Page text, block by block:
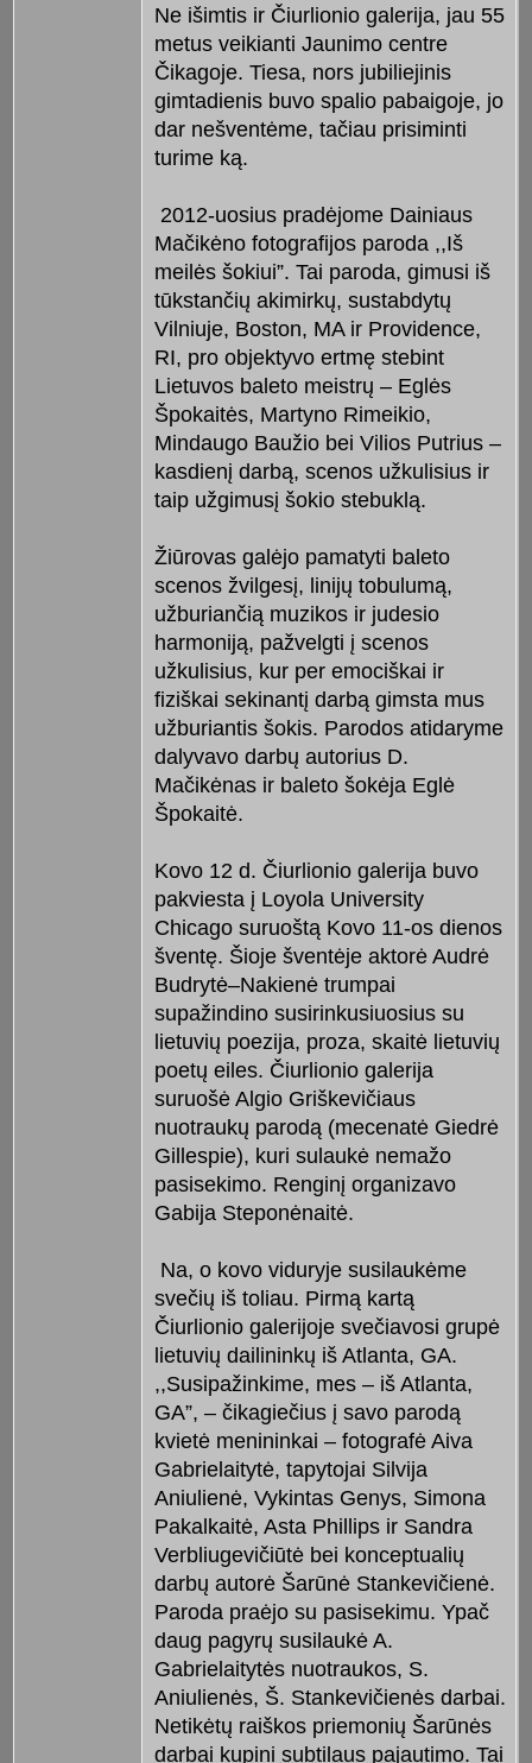
Ne išimtis ir Čiurlionio galerija, jau 55
metus veikianti Jaunimo centre
Čikagoje. Tiesa, nors jubiliejinis
gimtadienis buvo spalio pabaigoje, jo
dar nešventėme, tačiau prisiminti
turime ką.
2012-uosius pradėjome Dainiaus
Mačikėno fotografijos paroda ,,Iš
meilės šokiui”. Tai paroda, gimusi iš
tūkstančių akimirkų, sustabdytų
Vilniuje, Boston, MA ir Providence,
RI, pro objektyvo ertmę stebint
Lietuvos baleto meistrų – Eglės
Špokaitės, Martyno Rimeikio,
Mindaugo Baužio bei Vilios Putrius –
kasdienį darbą, scenos užkulisius ir
taip užgimusį šokio stebuklą.
Žiūrovas galėjo pamatyti baleto
scenos žvilgesį, linijų tobulumą,
užburiančią muzikos ir judesio
harmoniją, pažvelgti į scenos
užkulisius, kur per emociškai ir
fiziškai sekinantį darbą gimsta mus
užburiantis šokis. Parodos atidaryme
dalyvavo darbų autorius D.
Mačikėnas ir baleto šokėja Eglė
Špokaitė.
Kovo 12 d. Čiurlionio galerija buvo
pakviesta į Loyola University
Chicago suruoštą Kovo 11-os dienos
šventę. Šioje šventėje aktorė Audrė
Budrytė–Nakienė trumpai
supažindino susirinkusiuosius su
lietuvių poezija, proza, skaitė lietuvių
poetų eiles. Čiurlionio galerija
suruošė Algio Griškevičiaus
nuotraukų parodą (mecenatė Giedrė
Gillespie), kuri sulaukė nemažo
pasisekimo. Renginį organizavo
Gabija Steponėnaitė.
Na, o kovo viduryje susilaukėme
svečių iš toliau. Pirmą kartą
Čiurlionio galerijoje svečiavosi grupė
lietuvių dailininkų iš Atlanta, GA.
,,Susipažinkime, mes – iš Atlanta,
GA”, – čikagiečius į savo parodą
kvietė menininkai – fotografė Aiva
Gabrielaitytė, tapytojai Silvija
Aniulienė, Vykintas Genys, Simona
Pakalkaitė, Asta Phillips ir Sandra
Verbliugevičiūtė bei konceptualių
darbų autorė Šarūnė Stankevičienė.
Paroda praėjo su pasisekimu. Ypač
daug pagyrų susilaukė A.
Gabrielaitytės nuotraukos, S.
Aniulienės, Š. Stankevičienės darbai.
Netikėtų raiškos priemonių Šarūnės
darbai kupini subtilaus pajautimo. Tai